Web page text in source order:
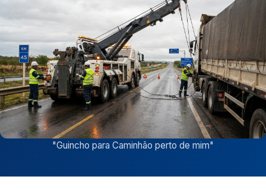
"Guincho para Caminhão perto de mim"